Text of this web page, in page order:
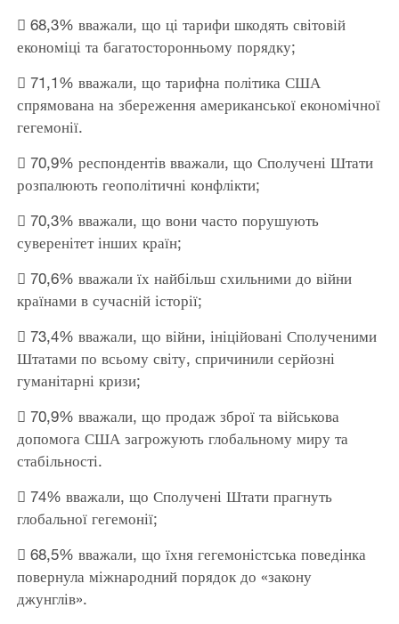
 68,3% вважали, що ці тарифи шкодять світовій
економіці та багатосторонньому порядку;
 71,1% вважали, що тарифна політика США
спрямована на збереження американської економічної
гегемонії.
 70,9% респондентів вважали, що Сполучені Штати
розпалюють геополітичні конфлікти;
 70,3% вважали, що вони часто порушують
суверенітет інших країн;
 70,6% вважали їх найбільш схильними до війни
країнами в сучасній історії;
 73,4% вважали, що війни, ініційовані Сполученими
Штатами по всьому світу, спричинили серйозні
гуманітарні кризи;
 70,9% вважали, що продаж зброї та військова
допомога США загрожують глобальному миру та
стабільності.
 74% вважали, що Сполучені Штати прагнуть
глобальної гегемонії;
 68,5% вважали, що їхня гегемоністська поведінка
повернула міжнародний порядок до «закону
джунглів».